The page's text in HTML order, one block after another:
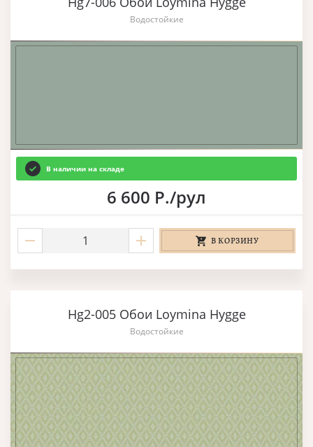
Водостойкие
В наличии на складе
6 600 Р./рул
В КОРЗИНУ
Hg2-005 Обои Loymina Hygge
Водостойкие